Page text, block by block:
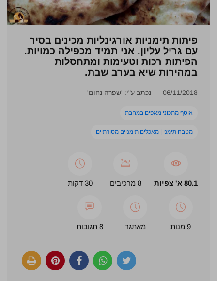
פיתות תימניות אורגינליות מכינים בסיר
עם גריל עליון. אני תמיד מכפילה כמויות.
הפיתות רכות וטעימות ומתחסלות
במהירות שיא בערב שבת.
06/11/2018 נכתב ע"י: 'שפרה נחום'
אוסף מתכוני מאפים במחבת
מטבח תימני | מאכלים תימניים מסורתיים
80.1 א' צפיות 8 מרכיבים 30 דקות
9 מנות מאתגר 8 תגובות